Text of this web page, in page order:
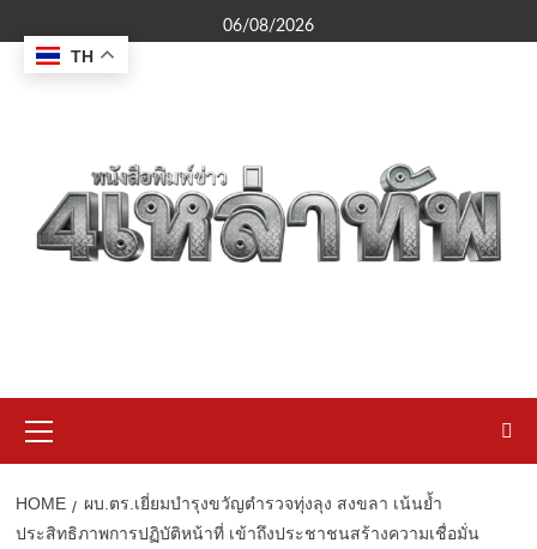
to
content
06/08/2026
Menu
HOME
ผบ.ตร.เยี่ยมบำรุงขวัญตำรวจทุ่งลุง สงขลา เน้นย้ำ
ประสิทธิภาพการปฏิบัติหน้าที่ เข้าถึงประชาชนสร้างความเชื่อมั่น
TH